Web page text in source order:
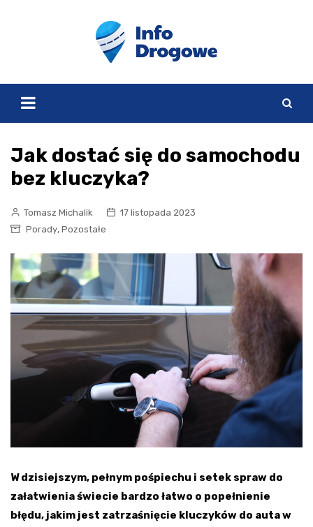
Jak dostać się do samochodu
bez kluczyka?
Tomasz Michalik
17 listopada 2023
Porady, Pozostałe
W dzisiejszym, pełnym pośpiechu i setek spraw do
załatwienia świecie bardzo łatwo o popełnienie
błędu, jakim jest zatrzaśnięcie kluczyków do auta w